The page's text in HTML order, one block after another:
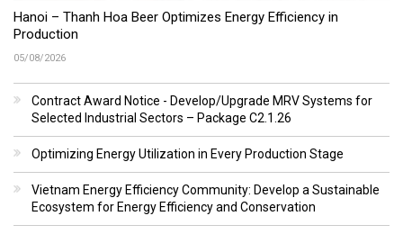
Hanoi – Thanh Hoa Beer Optimizes Energy Efficiency in
Production
05/08/2026
Contract Award Notice - Develop/Upgrade MRV Systems for
Selected Industrial Sectors – Package C2.1.26
Optimizing Energy Utilization in Every Production Stage
Vietnam Energy Efficiency Community: Develop a Sustainable
Ecosystem for Energy Efficiency and Conservation